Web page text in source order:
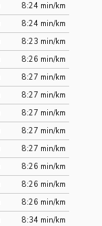
8:24 min/km
8:24 min/km
8:23 min/km
8:26 min/km
8:27 min/km
8:27 min/km
8:27 min/km
8:27 min/km
8:27 min/km
8:26 min/km
8:26 min/km
8:26 min/km
8:34 min/km